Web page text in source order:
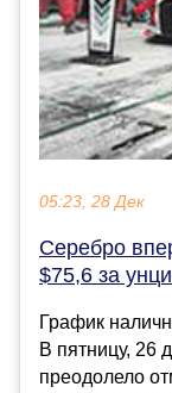
05:23, 28 Дек
Серебро
$75,6 за
График
В пятницу, 26
преодолело